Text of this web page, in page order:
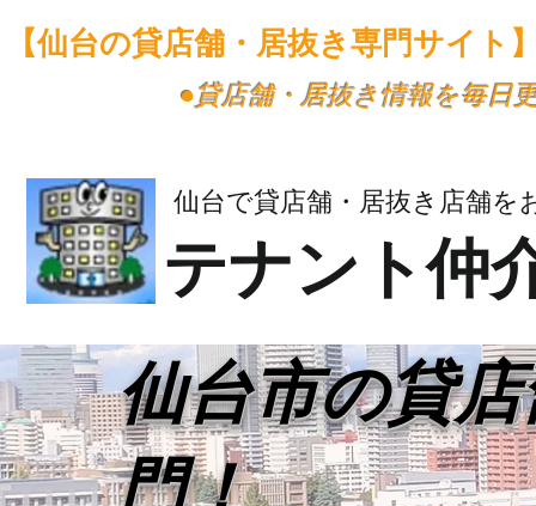
【仙台の貸店舗・居抜き専門サイト
​●貸店舗・居抜き情報を毎日
仙台で貸店舗・居抜き店舗を
テナント仲
仙台市の貸